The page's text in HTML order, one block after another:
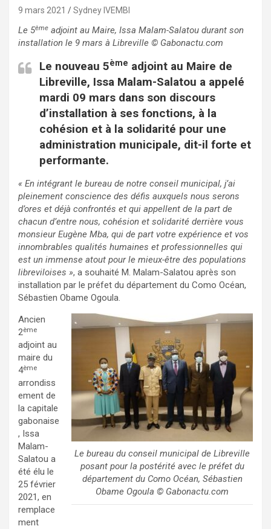
9 mars 2021 Sydney IVEMBI
Le 5ème adjoint au Maire, Issa Malam-Salatou durant son
installation le 9 mars à Libreville © Gabonactu.com
Le nouveau 5ème adjoint au Maire de
Libreville, Issa Malam-Salatou a appelé
mardi 09 mars dans son discours
d’installation à ses fonctions, à la
cohésion et à la solidarité pour une
administration municipale, dit-il forte et
performante.
« En intégrant le bureau de notre conseil municipal, j’ai
pleinement conscience des défis auxquels nous serons
d’ores et déjà confrontés et qui appellent de la part de
chacun d’entre nous, cohésion et solidarité derrière vous
monsieur Eugène Mba, qui de part votre expérience et vos
innombrables qualités humaines et professionnelles qui
est un immense atout pour le mieux-être des populations
libreviloises », a souhaité M. Malam-Salatou après son
installation par le préfet du département du Como Océan,
Sébastien Obame Ogoula.
Le bureau du conseil municipal de Libreville
posant pour la postérité avec le préfet du
département du Como Océan, Sébastien
Obame Ogoula © Gabonactu.com
Ancien
2ème
adjoint au
maire du
4ème
arrondiss
ement de
la capitale
gabonaise
, Issa
Malam-
Salatou a
été élu le
25 février
2021, en
remplace
ment